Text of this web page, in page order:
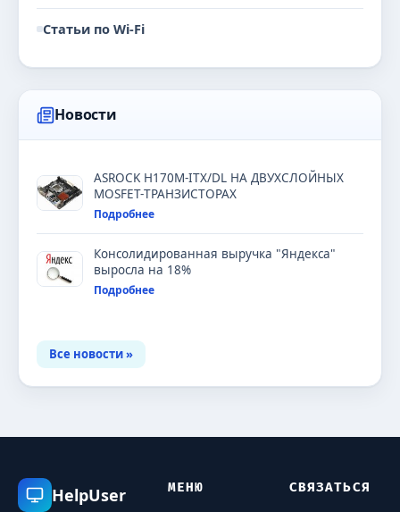
Статьи по Wi-Fi
Новости
ASROCK H170M-ITX/DL НА ДВУХСЛОЙНЫХ
MOSFET-ТРАНЗИСТОРАХ
Подробнее
Консолидированная выручка "Яндекса"
выросла на 18%
Подробнее
Все новости »
HelpUser МЕНЮ СВЯЗАТЬСЯ